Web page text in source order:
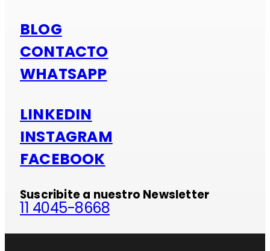
BLOG
CONTACTO
WHATSAPP
LINKEDIN
INSTAGRAM
FACEBOOK
Suscribite a nuestro Newsletter
11 4045-8668